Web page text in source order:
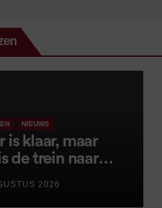
NIEUWS
is klaar, maar
de trein naar
vertraagd
2026